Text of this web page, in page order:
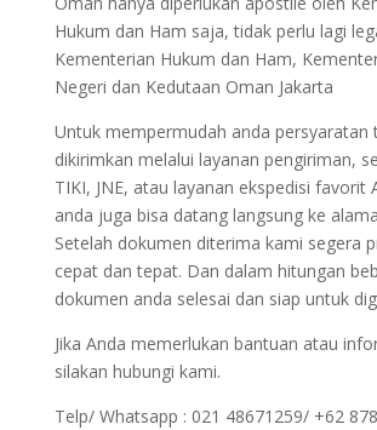
Hukum dan Ham saja, tidak perlu lagi
Kementerian Hukum dan Ham,
Negeri dan Kedutaan Oman Jakarta
Untuk mempermudah anda persyaratan
dikirimkan melalui layanan pengiriman,
TIKI, JNE, atau layanan ekspedisi favorit
anda juga bisa datang langsung ke
Setelah dokumen diterima kami segera
cepat dan tepat. Dan dalam hitungan
dokumen anda selesai dan siap untuk
Jika Anda memerlukan bantuan atau
silakan hubungi kami.
Telp/ Whatsapp : 021 48671259/ +62